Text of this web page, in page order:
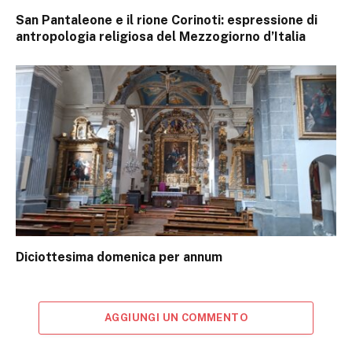
San Pantaleone e il rione Corinoti: espressione di
antropologia religiosa del Mezzogiorno d’Italia
Diciottesima domenica per annum
AGGIUNGI UN COMMENTO